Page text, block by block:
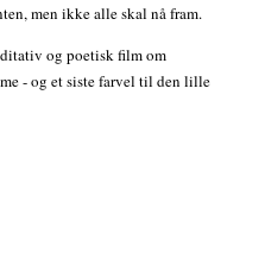
men ikke alle skal nå fram.
og poetisk film om
- og et siste farvel til den lille